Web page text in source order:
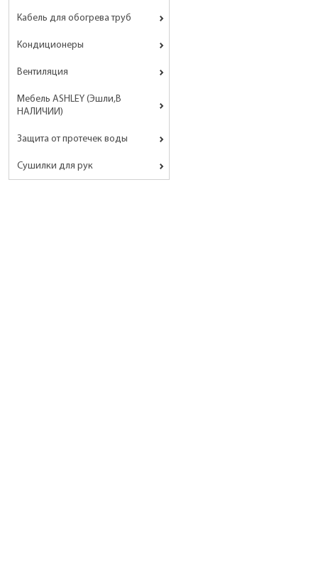
Кабель для обогрева труб
Кондиционеры
Вентиляция
Мебель ASHLEY (Эшли,В
НАЛИЧИИ)
Защита от протечек воды
Сушилки для рук